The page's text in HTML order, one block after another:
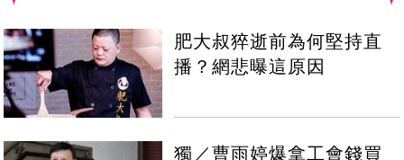
肥大叔猝逝前為何堅持直
播？網悲曝這原因
獨／曹雨婷爆拿工會錢買